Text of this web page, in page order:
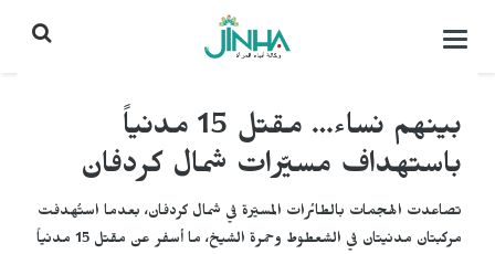
التحكم
بينهم نساء… مقتل 15 مدنياً
باستهداف مسيّرات شمال كردفان
تصاعدت الهجمات بالطائرات المسيّرة في شمال كردفان، بعدما استُهدفت
مركبتان مدنيتان في الشعطوط وحمرة الشيخ، ما أسفر عن مقتل 15 مدنياً